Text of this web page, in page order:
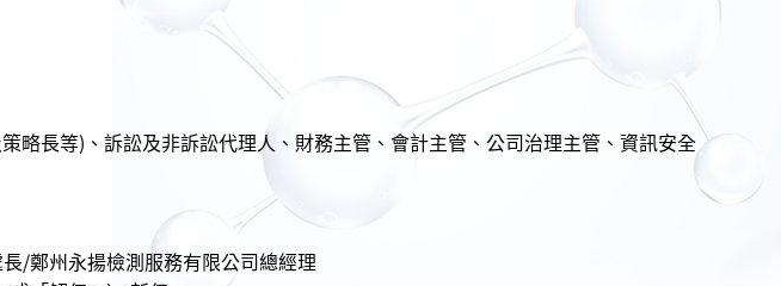
略長等)、訴訟及非訴訟代理人、財務主管、會計主管、公司治理主管、資訊安全
/鄭州永揚檢測服務有限公司總經理